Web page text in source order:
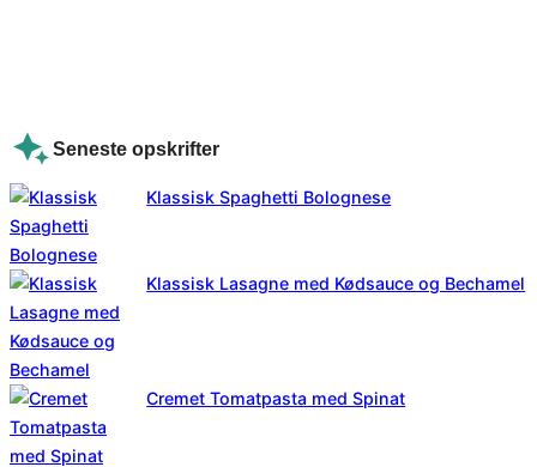
Seneste opskrifter
Klassisk Spaghetti Bolognese
Klassisk Lasagne med Kødsauce og Bechamel
Cremet Tomatpasta med Spinat